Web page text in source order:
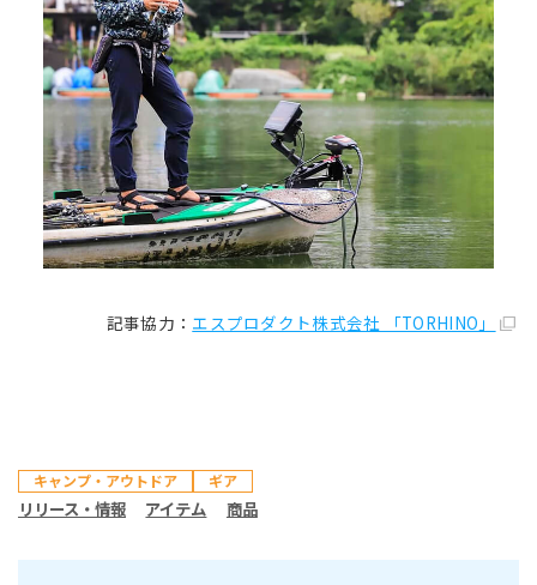
記事協力： エスプロダクト株式会社 「TORHINO」
キャンプ・アウトドア ギア
リリース・情報 アイテム 商品